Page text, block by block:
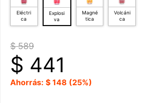
Eléctri
ca
Explosi
va
Magné
tica
Volcáni
ca
$ 589
$ 441
Ahorrás: $ 148 (25%)